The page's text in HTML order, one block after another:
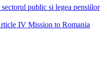
public si legea pensiilor
IV Mission to Romania